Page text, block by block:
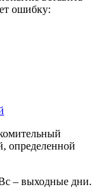
ошибку:
определенной
– выходные дни.